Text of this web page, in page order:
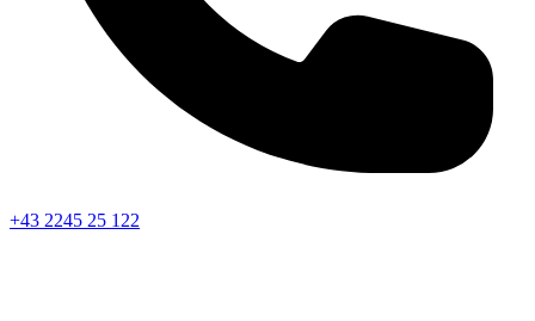
+43 2245 25 122